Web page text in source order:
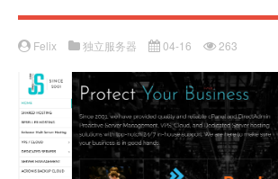
Felix 独立服务器 04-16 263